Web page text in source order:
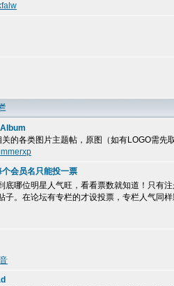
的各类图片主题帖，原图（如有LOGO需先
会员名只能投一票
底哪位明星人气旺，看看票数就知道！只有
子。在论坛有专栏的才设投票，专栏人气同